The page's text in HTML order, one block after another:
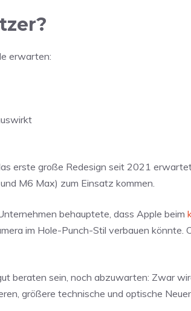
erwarten:
erste große Redesign seit 2021
M6 Max) zum Einsatz kommen.
behauptete, dass Apple beim
im Hole-Punch-Stil verbauen könnte.
beraten sein, noch abzuwarten: Zwar
größere technische und optische